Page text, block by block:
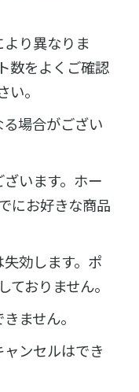
り異なりま
数をよくご確認
。
場合がござい
います。ホー
にお好きな商品
効します。ポ
おりません。
ません。
ンセルはでき